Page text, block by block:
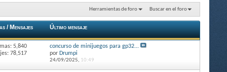
Herramientas de foro Buscar en el foro
/ Mensajes Último mensaje
5,840
78,517
concurso de minijuegos para gp32...
por Drumpi
24/09/2025, 10:49